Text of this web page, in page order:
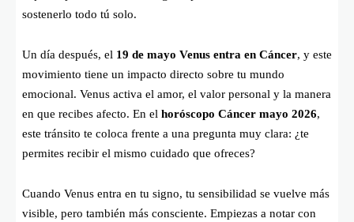
sostenerlo todo tú solo.
Un día después, el 19 de mayo Venus entra en Cáncer, y este
movimiento tiene un impacto directo sobre tu mundo
emocional. Venus activa el amor, el valor personal y la manera
en que recibes afecto. En el horóscopo Cáncer mayo 2026,
este tránsito te coloca frente a una pregunta muy clara: ¿te
permites recibir el mismo cuidado que ofreces?
Cuando Venus entra en tu signo, tu sensibilidad se vuelve más
visible, pero también más consciente. Empiezas a notar con